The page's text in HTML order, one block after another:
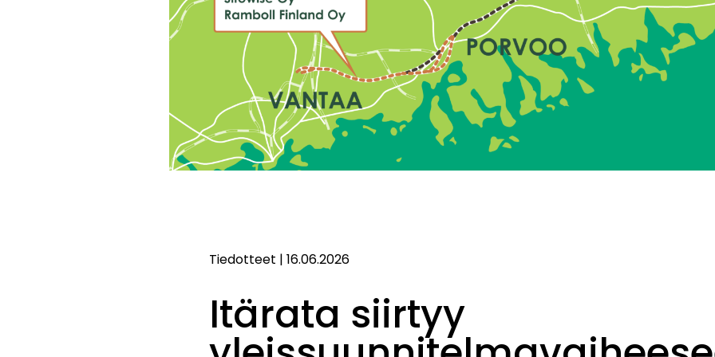
Tiedotteet | 16.06.2026
Itärata siirtyy